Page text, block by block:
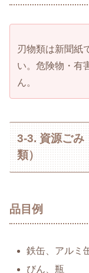
刃物類は新聞紙
い。危険物・有
ん。
3-3. 資源ごみ
類）
品目例
鉄缶、アルミ
びん、瓶